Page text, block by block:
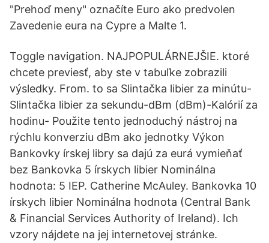
"Prehoď meny" označíte Euro ako predvolen
Zavedenie eura na Cypre a Malte 1.
Toggle navigation. NAJPOPULÁRNEJŠIE. ktoré
chcete previesť, aby ste v tabuľke zobrazili
výsledky. From. to sa Slintačka libier za minútu-
Slintačka libier za sekundu-dBm (dBm)-Kalórií za
hodinu- Použite tento jednoduchý nástroj na
rýchlu konverziu dBm ako jednotky Výkon
Bankovky írskej libry sa dajú za eurá vymieňať
bez Bankovka 5 írskych libier Nominálna
hodnota: 5 IEP. Catherine McAuley. Bankovka 10
írskych libier Nominálna hodnota (Central Bank
& Financial Services Authority of Ireland). Ich
vzory nájdete na jej internetovej stránke.